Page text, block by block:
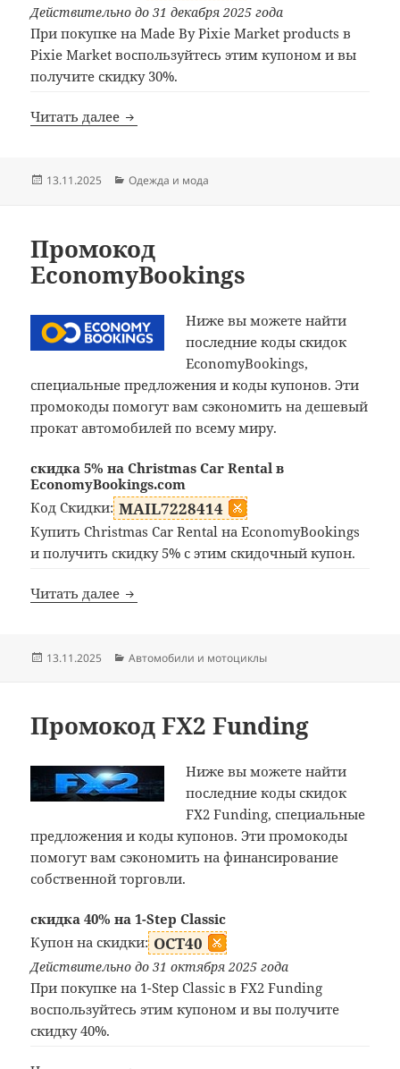
Действительно до 31 декабря 2025 года
При покупке на Made By Pixie Market products в
Pixie Market воспользуйтесь этим купоном и вы
получите скидку 30%.
Читать далее Промокод Pixie Market
Опубликовано
13.11.2025 Рубрики
Одежда и мода
Промокод
EconomyBookings
Ниже вы можете найти
последние коды скидок
EconomyBookings,
специальные предложения и коды купонов. Эти
промокоды помогут вам сэкономить на дешевый
прокат автомобилей по всему миру.
скидка 5% на Christmas Car Rental в
EconomyBookings.com
Код Скидки: MAIL7228414
Купить Christmas Car Rental на EconomyBookings
и получить скидку 5% с этим скидочный купон.
Читать далее Промокод EconomyBookings
Опубликовано
13.11.2025 Рубрики
Автомобили и мотоциклы
Промокод FX2 Funding
Ниже вы можете найти
последние коды скидок
FX2 Funding, специальные
предложения и коды купонов. Эти промокоды
помогут вам сэкономить на финансирование
собственной торговли.
скидка 40% на 1-Step Classic
Купон на скидки: OCT40
Действительно до 31 октября 2025 года
При покупке на 1-Step Classic в FX2 Funding
воспользуйтесь этим купоном и вы получите
скидку 40%.